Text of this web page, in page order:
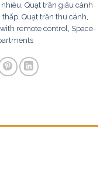
nhiêu, Quạt trần giấu cánh
thấp, Quạt trần thu cánh,
remote control, Space-